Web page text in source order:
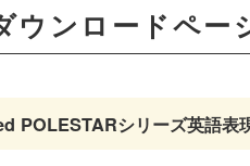
ウンロードペー
POLESTARシリーズ英語表